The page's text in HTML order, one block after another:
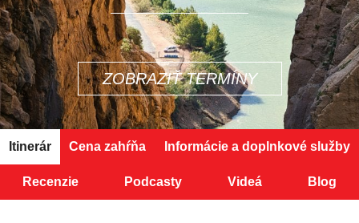
ZOBRAZIŤ TERMÍNY
Itinerár Cena zahŕňa Informácie a doplnkové služby
Recenzie Podcasty Videá Blog